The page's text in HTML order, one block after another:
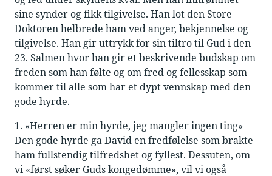
sine synder og fikk tilgivelse. Han lot den Store
Doktoren helbrede ham ved anger, bekjennelse og
tilgivelse. Han gir uttrykk for sin tiltro til Gud i den
23. Salmen hvor han gir et beskrivende budskap om
freden som han følte og om fred og fellesskap som
kommer til alle som har et dypt vennskap med den
gode hyrde.
1. «Herren er min hyrde, jeg mangler ingen ting»
Den gode hyrde ga David en fredfølelse som brakte
ham fullstendig tilfredshet og fyllest. Dessuten, om
vi «først søker Guds kongedømme», vil vi også